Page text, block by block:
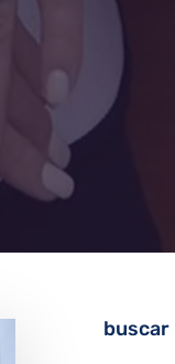
buscar